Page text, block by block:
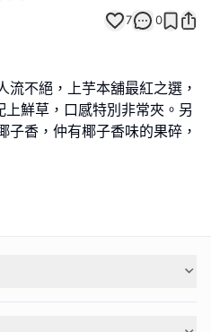
7 0
不絕，上芋本舖最紅之選，
鮮草，口感特別非常夾。另
香，仲有椰子香味的果碎，